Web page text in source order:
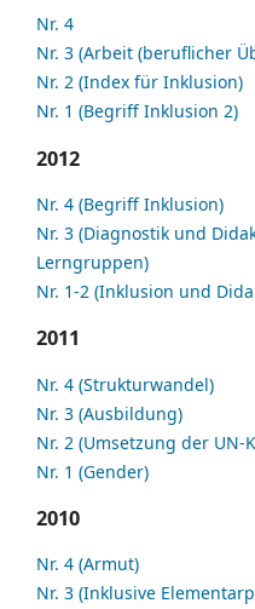
Nr. 4
Nr. 3 (Arbeit (beruflicher
Nr. 2 (Index für Inklusion)
Nr. 1 (Begriff Inklusion 2)
2012
Nr. 4 (Begriff Inklusion)
Nr. 3 (Diagnostik und
Lerngruppen)
Nr. 1-2 (Inklusion und
2011
Nr. 4 (Strukturwandel)
Nr. 3 (Ausbildung)
Nr. 2 (Umsetzung der UN-
Nr. 1 (Gender)
2010
Nr. 4 (Armut)
Nr. 3 (Inklusive